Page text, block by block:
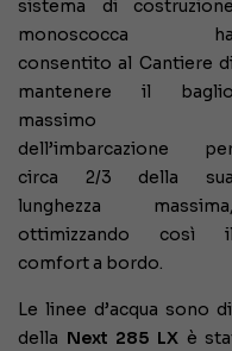
sistema di costruzione
monoscocca ha
consentito al Cantiere di
mantenere il baglio
massimo
dell’imbarcazione
circa 2/3 della sua
lunghezza massima,
ottimizzando così il
comfort a bordo.
Le linee d’acqua sono
della Next 285 LX è